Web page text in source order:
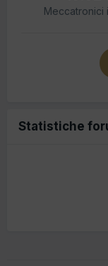
Meccatronici
Statistiche